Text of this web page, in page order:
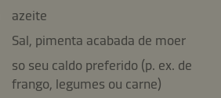
azeite
Sal, pimenta acabada de moer
so seu caldo preferido (p. ex. de
frango, legumes ou carne)